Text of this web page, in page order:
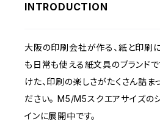
オプションアイテム
INTRODUCTION
大阪の印刷会社が作る、紙と印刷
も日常も使える紙文具のブランド
けた、印刷の楽しさがたくさん詰ま
ださい。 M5/M5スクエアサイズの
インに展開中です。